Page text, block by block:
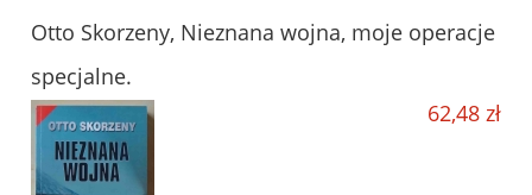
Otto Skorzeny, Nieznana wojna, moje operacje
specjalne.
62,48 zł